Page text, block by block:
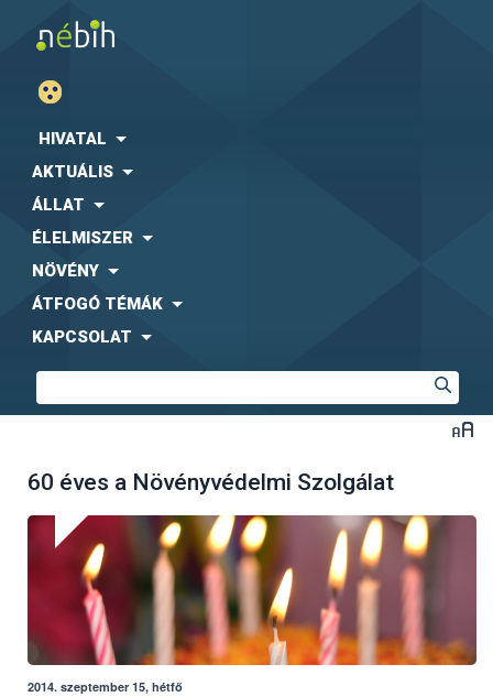
HIVATAL
AKTUÁLIS
ÁLLAT
ÉLELMISZER
NÖVÉNY
ÁTFOGÓ TÉMÁK
KAPCSOLAT
60 éves a Növényvédelmi Szolgálat
2014. szeptember 15, hétfő